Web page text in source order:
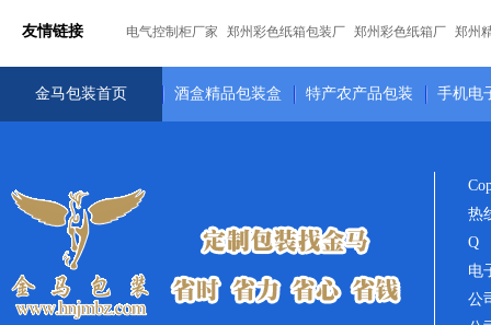
友情链接 电气控制柜厂家 郑州彩色纸箱包装厂 郑州彩色纸箱厂 郑州
金马包装首页 酒盒精品包装盒 特产农产品包装 手机电
热
Q
电
公